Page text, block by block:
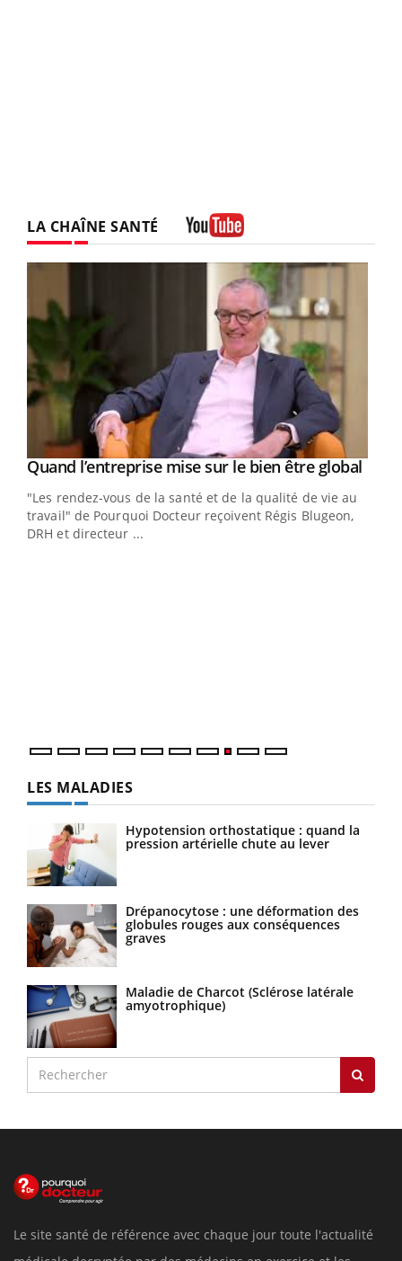
LA CHAÎNE SANTÉ
Youtube
Quand l’entreprise mise sur le bien être global
"Les rendez-vous de la santé et de la qualité de vie au
travail" de Pourquoi Docteur reçoivent Régis Blugeon,
DRH et directeur ...
LES MALADIES
Hypotension orthostatique : quand la
pression artérielle chute au lever
Drépanocytose : une déformation des
globules rouges aux conséquences
graves
Maladie de Charcot (Sclérose latérale
amyotrophique)
Le site santé de référence avec chaque jour toute l'actualité